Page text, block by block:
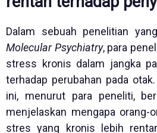
Dalam sebuah penelitian
Molecular Psychiatry, para
stress kronis dalam jangka
terhadap perubahan pada
ini, menurut para peneliti,
menjelaskan mengapa orang-
stres yang kronis lebih